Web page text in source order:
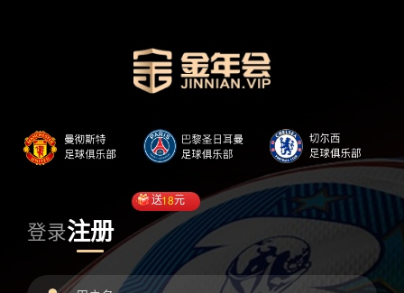
登录注册
送18元